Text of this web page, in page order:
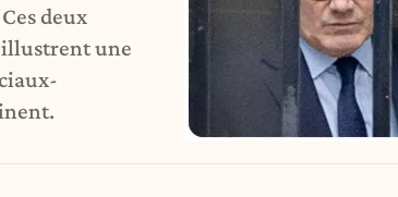
deux
illustrent une